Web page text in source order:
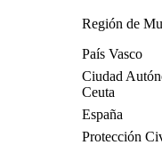
Región de
País Vasco
Ciudad
Ceuta
España
Protección